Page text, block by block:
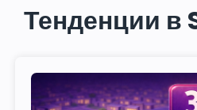
Тенденции